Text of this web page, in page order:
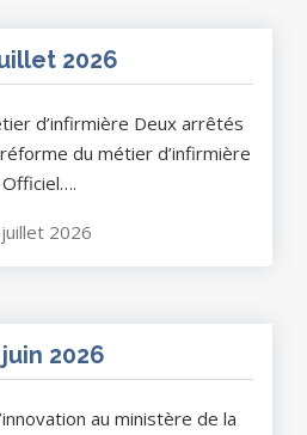
2026
d’infirmière Deux arrêtés
du métier d’infirmière
2026
2026
au ministère de la